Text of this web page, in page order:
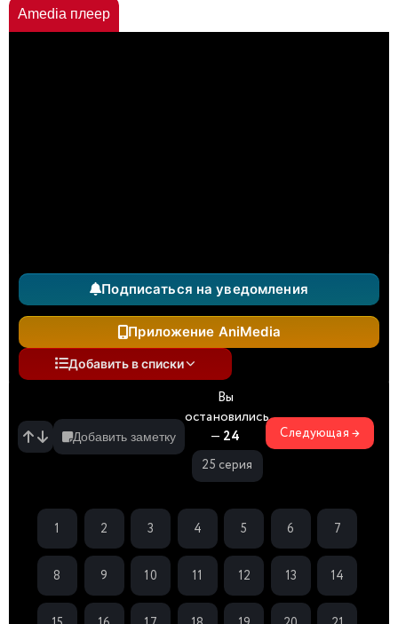
Amedia плеер
Подписаться на уведомления
Приложение AniMedia
Добавить в списки
Добавить заметку
Вы
остановились
— 24
25 серия
Следующая →
1 2 3 4 5 6 7
8 9 10 11 12 13 14